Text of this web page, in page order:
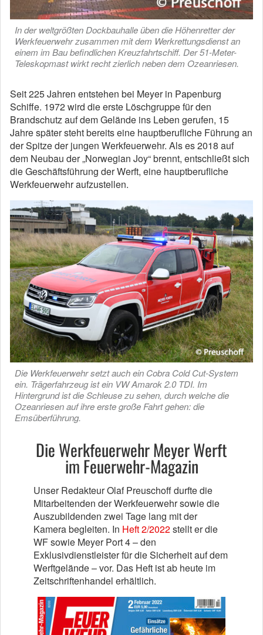
In der weltgrößten Dockbauhalle üben die Höhenretter der
Werkfeuerwehr zusammen mit dem Werkrettungsdienst an
einem im Bau befindlichen Kreuzfahrtschiff. Der 51-Meter-
Teleskopmast wirkt recht zierlich neben dem Ozeanriesen.
Seit 225 Jahren entstehen bei Meyer in Papenburg
Schiffe. 1972 wird die erste Löschgruppe für den
Brandschutz auf dem Gelände ins Leben gerufen, 15
Jahre später steht bereits eine hauptberufliche Führung an
der Spitze der jungen Werkfeuerwehr. Als es 2018 auf
dem Neubau der „Norwegian Joy“ brennt, entschließt sich
die Geschäftsführung der Werft, eine hauptberufliche
Werkfeuerwehr aufzustellen.
Die Werkfeuerwehr setzt auch ein Cobra Cold Cut-System
ein. Trägerfahrzeug ist ein VW Amarok 2.0 TDI. Im
Hintergrund ist die Schleuse zu sehen, durch welche die
Ozeanriesen auf ihre erste große Fahrt gehen: die
Emsüberführung.
Die Werkfeuerwehr Meyer Werft
im Feuerwehr-Magazin
Unser Redakteur Olaf Preuschoff durfte die
Mitarbeitenden der Werkfeuerwehr sowie die
Auszubildenden zwei Tage lang mit der
Kamera begleiten. In Heft 2/2022stellt er die
WF sowie Meyer Port 4 – den
Exklusivdienstleister für die Sicherheit auf dem
Werftgelände – vor. Das Heft ist ab heute im
Zeitschriftenhandel erhältlich.